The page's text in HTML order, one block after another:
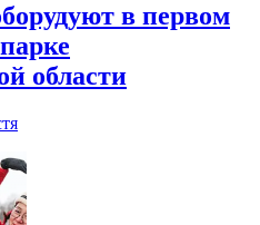
в первом
области